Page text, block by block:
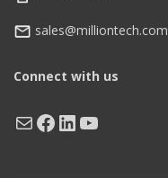
sales@milliontech.com
Connect with us
MailFacebook
LinkedIn
YouTube